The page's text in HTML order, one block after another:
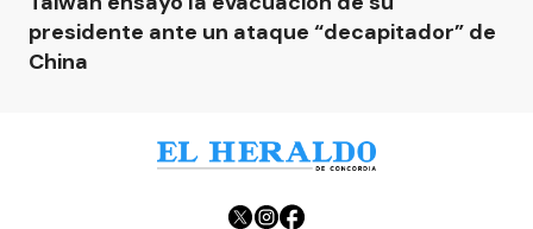
presidente ante un ataque “decapitador” de
China